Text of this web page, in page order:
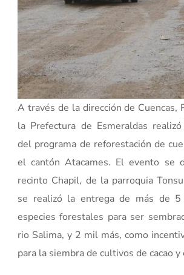
A través de la dirección de Cuencas,
la Prefectura de Esmeraldas
del programa de reforestación de
el cantón Atacames. El evento se
recinto Chapil, de la parroquia
se realizó la entrega de más de
especies forestales para ser
rio Salima, y 2 mil más, como
para la siembra de cultivos de cacao y